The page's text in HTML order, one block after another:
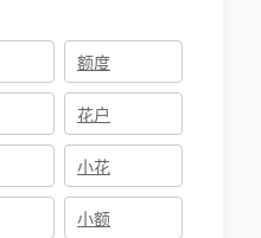
额度
花户
小花
小额